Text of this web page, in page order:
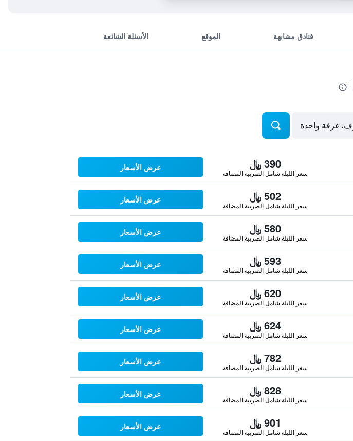
فنادق مشابهة الموقع الأسئلة الشائعة
390 ﷼
سعر الليلة شامل الصريبة المضافة
عرض الأسعار
502 ﷼
سعر الليلة شامل الصريبة المضافة
عرض الأسعار
580 ﷼
سعر الليلة شامل الصريبة المضافة
عرض الأسعار
593 ﷼
سعر الليلة شامل الصريبة المضافة
عرض الأسعار
620 ﷼
سعر الليلة شامل الصريبة المضافة
عرض الأسعار
624 ﷼
سعر الليلة شامل الصريبة المضافة
عرض الأسعار
782 ﷼
سعر الليلة شامل الصريبة المضافة
عرض الأسعار
828 ﷼
سعر الليلة شامل الصريبة المضافة
عرض الأسعار
901 ﷼
سعر الليلة شامل الصريبة المضافة
عرض الأسعار